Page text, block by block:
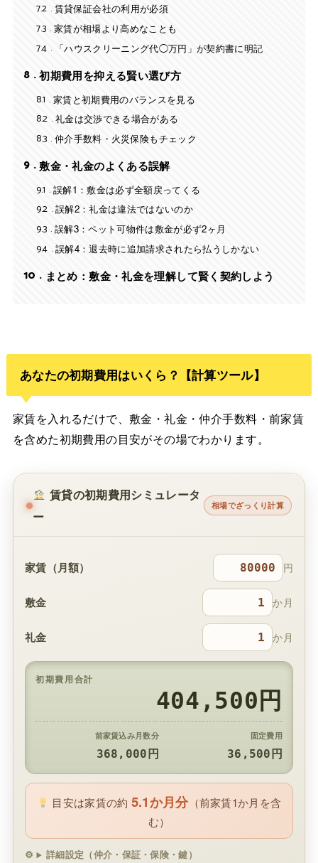
7.2 賃貸保証会社の利用が必須
7.3 家賃が相場より高めなことも
7.4 「ハウスクリーニング代◯万円」が契約書に明記
8
初期費用を抑える賢い選び方
8.1
家賃と初期費用のバランスを見る
8.2 礼金は交渉できる場合がある
8.3 仲介手数料・火災保険もチェック
9
敷金・礼金のよくある誤解
9.1
誤解1：敷金は必ず全額戻ってくる
9.2 誤解2：礼金は違法ではないのか
9.3 誤解3：ペット可物件は敷金が必ず2ヶ月
9.4 誤解4：退去時に追加請求されたら払うしかない
10 まとめ：敷金・礼金を理解して賢く契約しよう
あなたの初期費用はいくら？【計算ツール】
家賃を入れるだけで、敷金・礼金・仲介手数料・前家賃
を含めた初期費用の目安がその場でわかります。
賃貸の初期費用シミュレータ
ー
相場でざっくり計算
家賃（月額） 円
敷金 か月
礼金 か月
初期費用合計
404,500円
前家賃込み月数分
368,000円
固定費用
36,500円
目安は家賃の約 5.1か月分（前家賃1か月を含
む）
詳細設定（仲介・保証・保険・鍵）